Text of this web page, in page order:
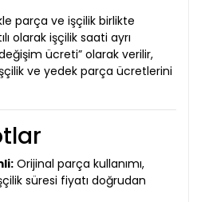
parça ve işçilik birlikte
olarak işçilik saati ayrı
ücreti” olarak verilir,
ve yedek parça ücretlerini
Orijinal parça kullanımı,
süresi fiyatı doğrudan